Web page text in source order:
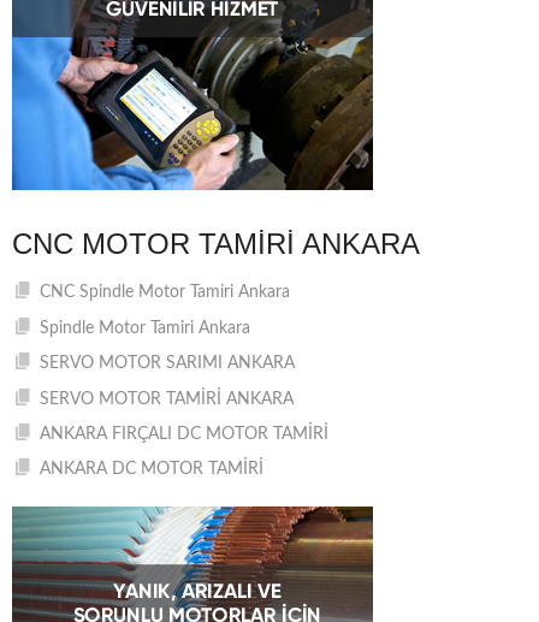
CNC MOTOR TAMIRI ANKARA
CNC Spindle Motor Tamiri Ankara
Spindle Motor Tamiri Ankara
SERVO MOTOR SARIMI ANKARA
SERVO MOTOR TAMİRİ ANKARA
ANKARA FIRÇALI DC MOTOR TAMİRİ
ANKARA DC MOTOR TAMİRİ